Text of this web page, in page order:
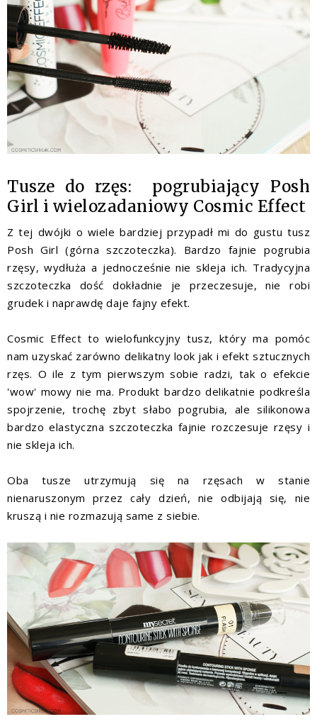
Tusze do rzęs: pogrubiający Posh
Girl i wielozadaniowy Cosmic Effect
Z tej dwójki o wiele bardziej przypadł mi do gustu tusz
Posh Girl (górna szczoteczka). Bardzo fajnie pogrubia
rzęsy, wydłuża a jednocześnie nie skleja ich. Tradycyjna
szczoteczka dość dokładnie je przeczesuje, nie robi
grudek i naprawdę daje fajny efekt.
Cosmic Effect to wielofunkcyjny tusz, który ma pomóc
nam uzyskać zarówno delikatny look jak i efekt sztucznych
rzęs. O ile z tym pierwszym sobie radzi, tak o efekcie
'wow' mowy nie ma. Produkt bardzo delikatnie podkreśla
spojrzenie, trochę zbyt słabo pogrubia, ale silikonowa
bardzo elastyczna szczoteczka fajnie rozczesuje rzęsy i
nie skleja ich.
Oba tusze utrzymują się na rzęsach w stanie
nienaruszonym przez cały dzień, nie odbijają się, nie
kruszą i nie rozmazują same z siebie.